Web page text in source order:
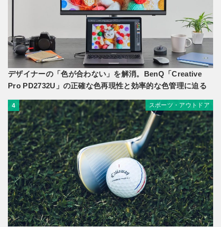
デザイナーの「色が合わない」を解消。BenQ「Creative
Pro PD2732U」の正確な色再現性と効率的な色管理に迫る
4 スポーツ・アウトドア